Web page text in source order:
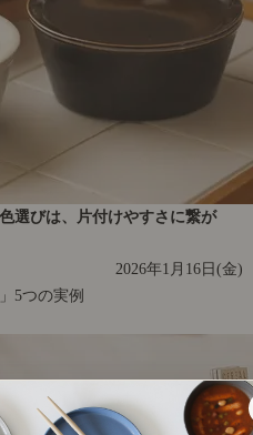
選びは、片付けやすさに繋が
2026年1月16日(金)
5つの実例